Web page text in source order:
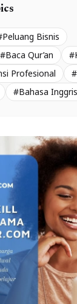
Bisnis
#Baca Qur’an
Profesional
#Bahasa Inggris